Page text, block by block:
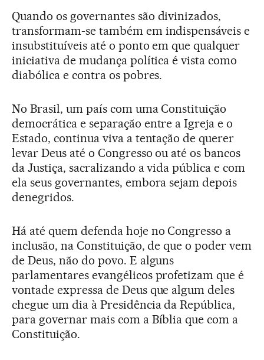
Quando os governantes são divinizados,
transformam-se também em indispensáveis e
insubstituíveis até o ponto em que qualquer
iniciativa de mudança política é vista como
diabólica e contra os pobres.
No Brasil, um país com uma Constituição
democrática e separação entre a Igreja e o
Estado, continua viva a tentação de querer
levar Deus até o Congresso ou até os bancos
da Justiça, sacralizando a vida pública e com
ela seus governantes, embora sejam depois
denegridos.
Há até quem defenda hoje no Congresso a
inclusão, na Constituição, de que o poder vem
de Deus, não do povo. E alguns
parlamentares evangélicos profetizam que é
vontade expressa de Deus que algum deles
chegue um dia à Presidência da República,
para governar mais com a Bíblia que com a
Constituição.